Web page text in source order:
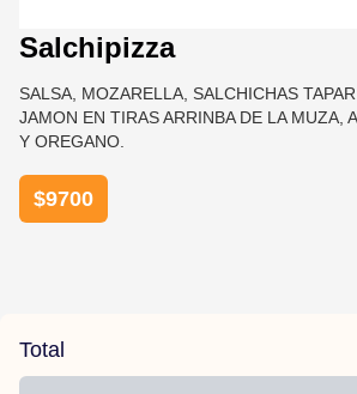
Salchipizza
SALSA, MOZARELLA, SALCHICHAS
JAMON EN TIRAS ARRINBA DE LA MUZA,
Y OREGANO.
$9700
Total